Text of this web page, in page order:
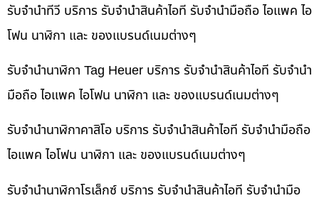
รับจำนำทีวี บริการ รับจำนำสินค้าไอที รับจำนำมือถือ ไอแพค ไอ
โฟน นาฬิกา และ ของแบรนด์เนมต่างๆ
รับจำนำนาฬิกา Tag Heuer บริการ รับจำนำสินค้าไอที รับจำนำ
มือถือ ไอแพค ไอโฟน นาฬิกา และ ของแบรนด์เนมต่างๆ
รับจำนำนาฬิกาคาสิโอ บริการ รับจำนำสินค้าไอที รับจำนำมือถือ
ไอแพค ไอโฟน นาฬิกา และ ของแบรนด์เนมต่างๆ
รับจำนำนาฬิกาโรเล็กซ์ บริการ รับจำนำสินค้าไอที รับจำนำมือ